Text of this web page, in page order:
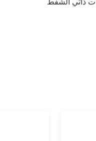
ذاتي الشفط